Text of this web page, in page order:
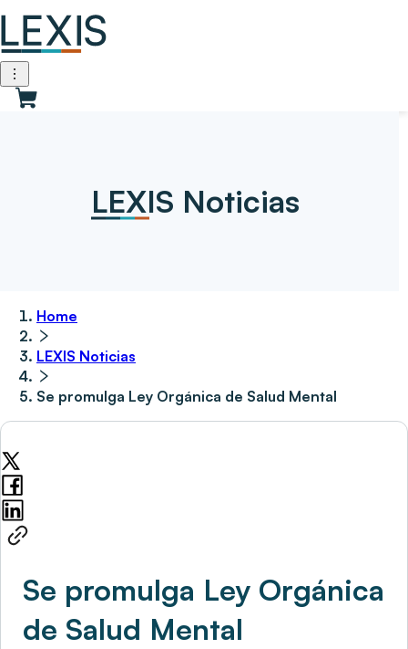
LEXIS Noticias
Home
LEXIS Noticias
Se promulga Ley Orgánica de Salud Mental
Se promulga Ley Orgánica
de Salud Mental